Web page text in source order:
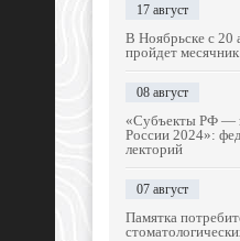
17 август
В Ноябрьске с 20
пройдет
08 август
«Субъекты РФ —
России 2024»:
лекторий
07 август
Памятка